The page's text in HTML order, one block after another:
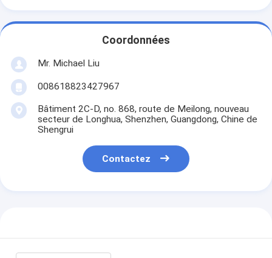
Coordonnées
Mr. Michael Liu
008618823427967
Bâtiment 2C-D, no. 868, route de Meilong, nouveau
secteur de Longhua, Shenzhen, Guangdong, Chine de
Shengrui
Contactez